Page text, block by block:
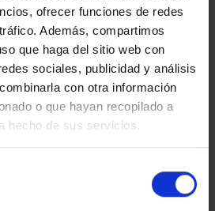
ofrecer funciones de redes
Además, compartimos
que haga del sitio web con
sociales, publicidad y análisis
con otra información
o que hayan recopilado a
hecho de sus servicios.
PROVINCIA 2
949,00 €